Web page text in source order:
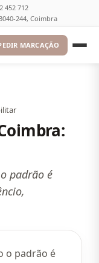
452 712
244, Coimbra
MARCAÇÃO
padrão é
o padrão é